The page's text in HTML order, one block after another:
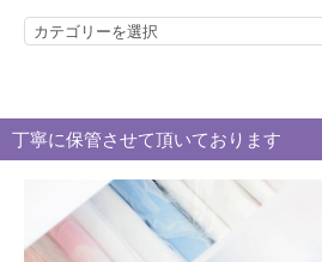
カ
リ
ー
丁寧に保管させて頂いております